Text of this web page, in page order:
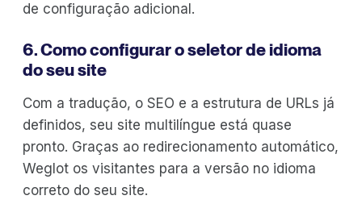
de configuração adicional.
6. Como configurar o seletor de idioma
do seu site
Com a tradução, o SEO e a estrutura de URLs já
definidos, seu site multilíngue está quase
pronto. Graças ao redirecionamento automático,
Weglot os visitantes para a versão no idioma
correto do seu site.